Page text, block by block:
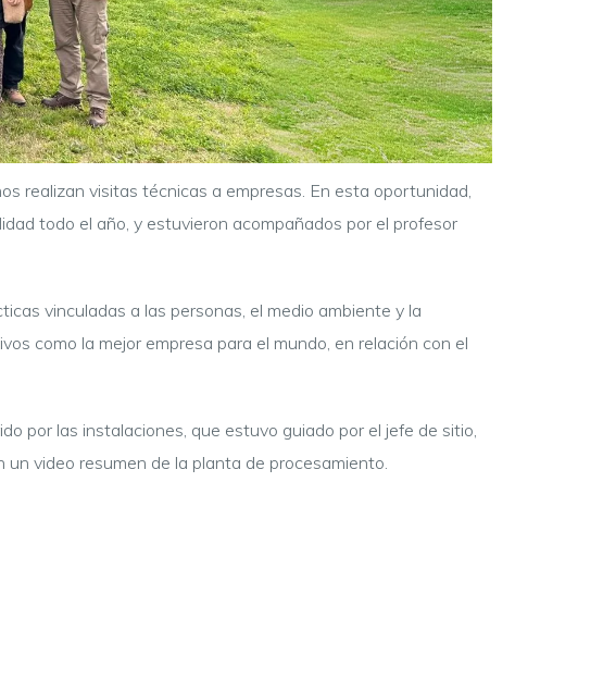
realizan visitas técnicas a empresas. En esta oportunidad,
todo el año, y estuvieron acompañados por el profesor
vinculadas a las personas, el medio ambiente y la
como la mejor empresa para el mundo, en relación con el
por las instalaciones, que estuvo guiado por el jefe de sitio,
un video resumen de la planta de procesamiento.